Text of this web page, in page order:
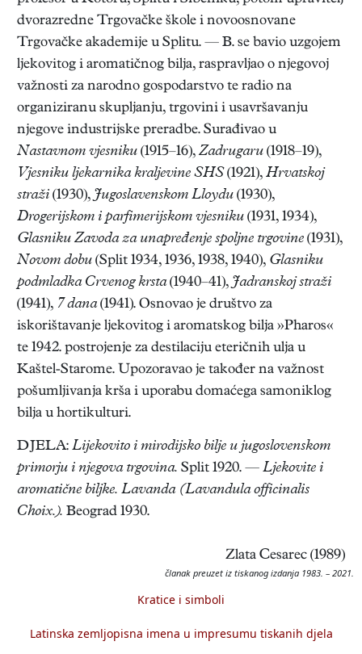
dvorazredne Trgovačke škole i novoosnovane
Trgovačke akademije u Splitu. — B. se bavio uzgojem
ljekovitog i aromatičnog bilja, raspravljao o njegovoj
važnosti za narodno gospodarstvo te radio na
organiziranu skupljanju, trgovini i usavršavanju
njegove industrijske preradbe. Surađivao u
Nastavnom vjesniku (1915–16), Zadrugaru (1918–19),
Vjesniku ljekarnika kraljevine SHS(1921), Hrvatskoj
straži (1930), Jugoslavenskom Lloydu (1930),
Drogerijskom i parfimerijskom vjesniku (1931, 1934),
Glasniku Zavoda za unapređenje spoljne trgovine (1931),
Novom dobu (Split 1934, 1936, 1938, 1940), Glasniku
podmladka Crvenog krsta(1940–41), Jadranskoj straži
(1941), 7 dana(1941). Osnovao je društvo za
iskorištavanje ljekovitog i aromatskog bilja »Pharos«
te 1942. postrojenje za destilaciju eteričnih ulja u
Kaštel-Starome. Upozoravao je također na važnost
pošumljivanja krša i uporabu domaćega samoniklog
bilja u hortikulturi.
DJELA: Lijekovito i mirodijsko bilje u jugoslovenskom
primorju i njegova trgovina. Split 1920. — Ljekovite i
aromatične biljke. Lavanda (Lavandula officinalis
Choix.). Beograd 1930.
Zlata Cesarec (1989)
članak preuzet iz tiskanog izdanja 1983. – 2021.
Kratice i simboli
Latinska zemljopisna imena u impresumu tiskanih djela